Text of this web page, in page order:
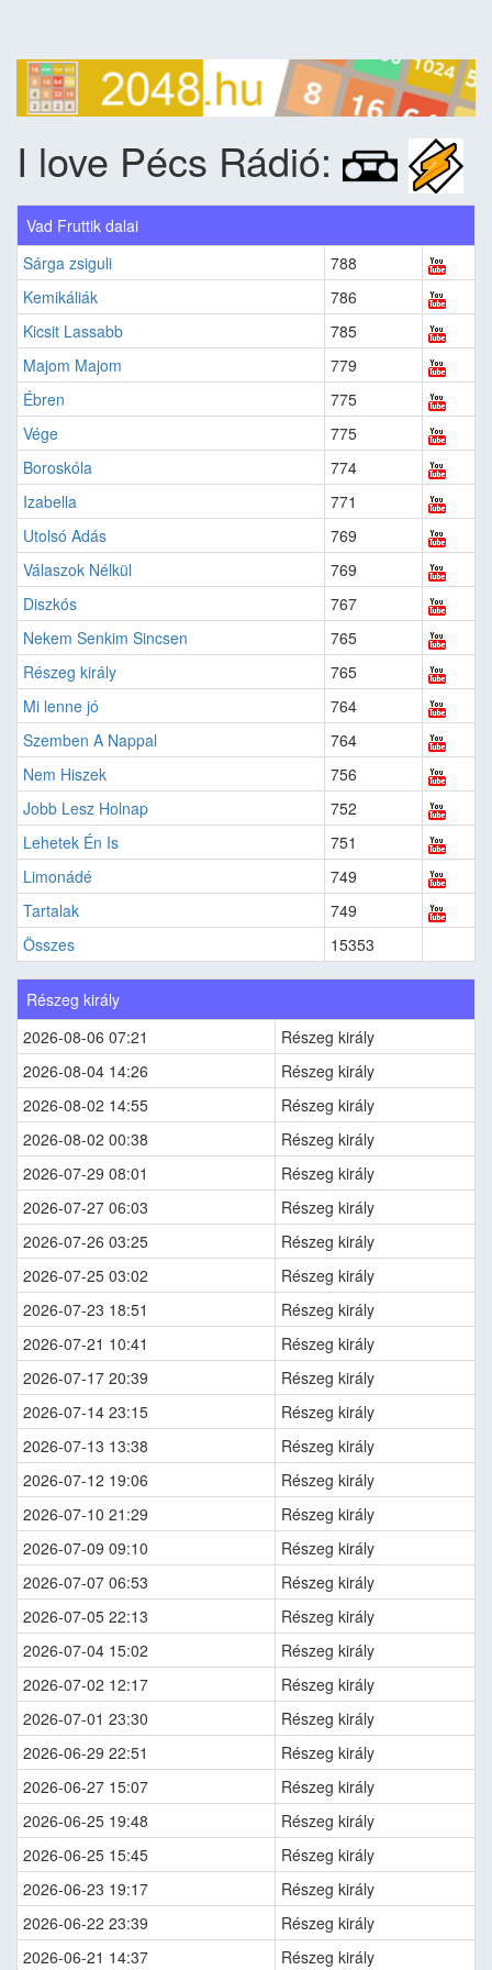
I love Pécs Rádió:
Vad Fruttik dalai
Sárga zsiguli
788
Kemikáliák
786
Kicsit Lassabb
785
Majom Majom
779
Ébren
775
Vége
775
Boroskóla
774
Izabella
771
Utolsó Adás
769
Válaszok Nélkül
769
Diszkós
767
Nekem Senkim Sincsen
765
Részeg király
765
Mi lenne jó
764
Szemben A Nappal
764
Nem Hiszek
756
Jobb Lesz Holnap
752
Lehetek Én Is
751
Limonádé
749
Tartalak
749
Összes
15353
Részeg király
2026-08-06 07:21
Részeg király
2026-08-04 14:26
Részeg király
2026-08-02 14:55
Részeg király
2026-08-02 00:38
Részeg király
2026-07-29 08:01
Részeg király
2026-07-27 06:03
Részeg király
2026-07-26 03:25
Részeg király
2026-07-25 03:02
Részeg király
2026-07-23 18:51
Részeg király
2026-07-21 10:41
Részeg király
2026-07-17 20:39
Részeg király
2026-07-14 23:15
Részeg király
2026-07-13 13:38
Részeg király
2026-07-12 19:06
Részeg király
2026-07-10 21:29
Részeg király
2026-07-09 09:10
Részeg király
2026-07-07 06:53
Részeg király
2026-07-05 22:13
Részeg király
2026-07-04 15:02
Részeg király
2026-07-02 12:17
Részeg király
2026-07-01 23:30
Részeg király
2026-06-29 22:51
Részeg király
2026-06-27 15:07
Részeg király
2026-06-25 19:48
Részeg király
2026-06-25 15:45
Részeg király
2026-06-23 19:17
Részeg király
2026-06-22 23:39
Részeg király
2026-06-21 14:37
Részeg király